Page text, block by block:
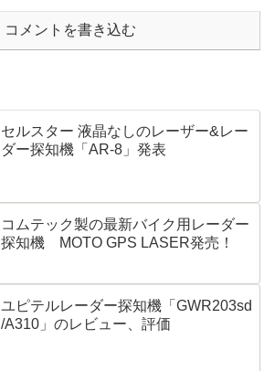
コメントを書き込む
セルスター 液晶なしのレーザー&レー
ダー探知機「AR-8」発表
コムテック製の最新バイク用レーダー
探知機 MOTO GPS LASER発売！
ユピテルレーダー探知機「GWR203sd
/A310」のレビュー、評価